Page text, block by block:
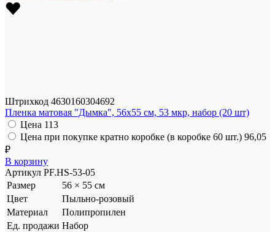
Штрихкод 4630160304692
Пленка матовая "Дымка", 56x55 см, 53 мкр, набор (20 шт)
Цена 113
Цена при покупке кратно коробке (в коробке 60 шт.) 96,05
₽
В корзину
Артикул PF.HS-53-05
Размер
56 × 55 см
Цвет
Пыльно-розовый
Материал
Полипропилен
Ед. продажи Набор